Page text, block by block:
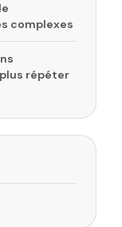
complexes
répéter